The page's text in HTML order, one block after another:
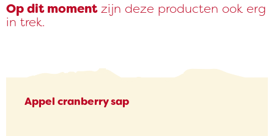
Op dit momentzijn deze producten ook erg
in trek.
Appel cranberry sap